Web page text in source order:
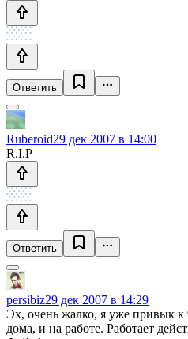
Ответить
Ruberoid29 дек 2007 в 14:00
R.I.P
Ответить
persibiz29 дек 2007 в 14:29
Эх, очень жалко, я уже привык к
дома, и на работе. Работает